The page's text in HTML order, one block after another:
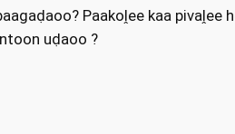
Paakoḽee kaa pivaḽee
uḍaoo ?